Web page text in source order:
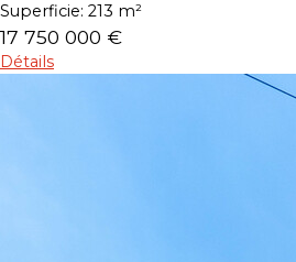
Superficie: 213 m²
17 750 000 €
Détails